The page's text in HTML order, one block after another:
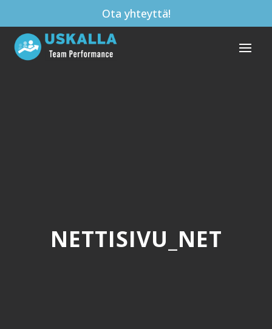
Ota yhteyttä!
NETTISIVU_NET